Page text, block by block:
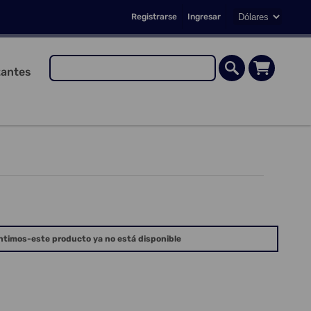
Registrarse Ingresar
este producto ya no está disponible